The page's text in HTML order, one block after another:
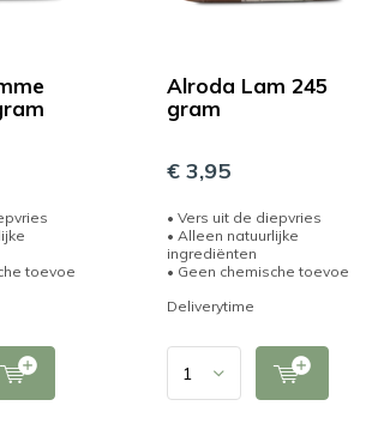
toevoe
Alroda Lam 245
gram
€ 3,95
• Vers uit de diepvries
• Alleen natuurlijke
ingrediënten
• Geen chemische toevoe
Deliverytime